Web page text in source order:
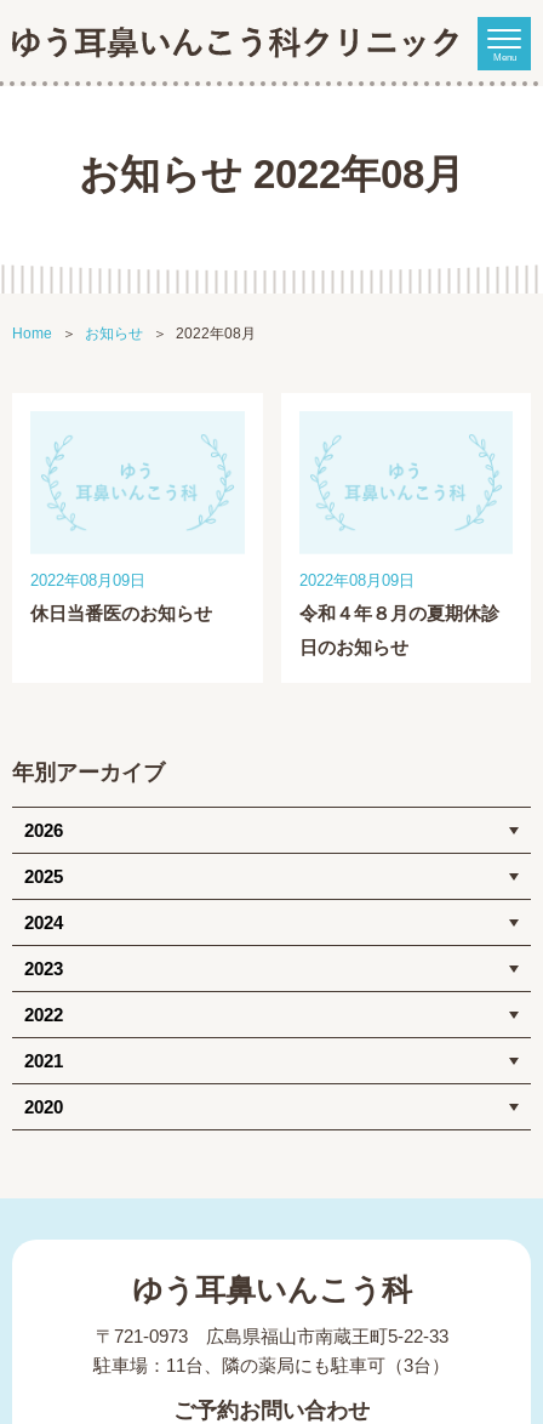
Menu
お知らせ 2022年08月
Home お知らせ 2022年08月
2022年08月09日
休日当番医のお知らせ
2022年08月09日
令和４年８月の夏期休診
日のお知らせ
年別アーカイブ
2026
2025
2024
2023
2022
2021
2020
ゆう耳鼻いんこう科
〒721-0973 広島県福山市南蔵王町5-22-33
駐車場：11台、隣の薬局にも駐車可（3台）
ご予約お問い合わせ